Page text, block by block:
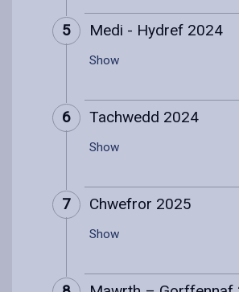
5 Medi - Hydref 2024
Show
6 Tachwedd 2024
Show
7 Chwefror 2025
Show